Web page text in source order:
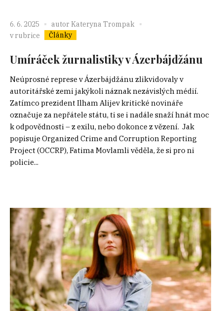
6. 6. 2025 autor Kateryna Trompak
v rubrice
Články
Umíráček žurnalistiky v Ázerbájdžánu
Neúprosné represe v Ázerbájdžánu zlikvidovaly v
autoritářské zemi jakýkoli náznak nezávislých médií.
Zatímco prezident Ilham Alijev kritické novináře
označuje za nepřátele státu, ti se i nadále snaží hnát moc
k odpovědnosti – z exilu, nebo dokonce z vězení. Jak
popisuje Organized Crime and Corruption Reporting
Project (OCCRP), Fatima Movlamli věděla, že si pro ni
policie...